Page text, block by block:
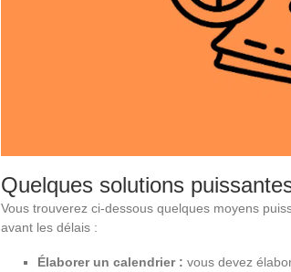
Quelques solutions
Vous trouverez ci-dessous quelques moyens
avant les délais :
Élaborer un calendrier : vous devez